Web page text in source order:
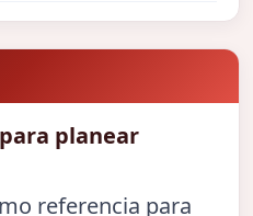
planear
referencia para